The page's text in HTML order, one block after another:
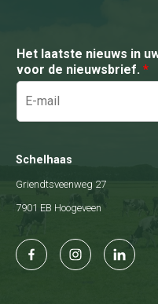
Het laatste nieuws in
voor de nieuwsbrief. *
Schelhaas
Griendtsveenweg 27
7901 EB Hoogeveen